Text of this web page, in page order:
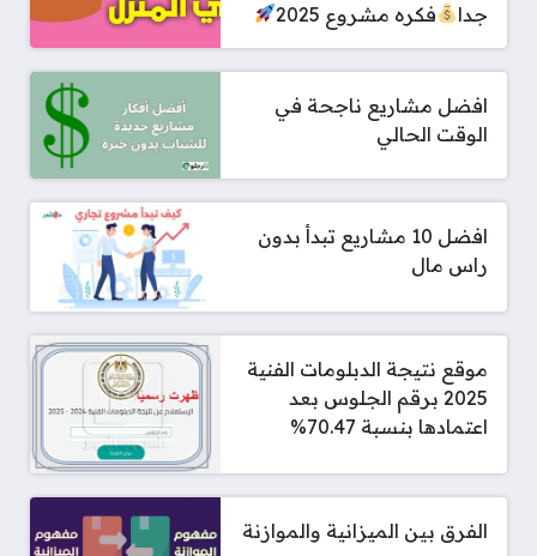
جدا
فكره مشروع 2025
افضل مشاريع ناجحة في
الوقت الحالي
افضل 10 مشاريع تبدأ بدون
راس مال
موقع نتيجة الدبلومات الفنية
2025 برقم الجلوس بعد
اعتمادها بنسبة 70.47%
الفرق بين الميزانية والموازنة